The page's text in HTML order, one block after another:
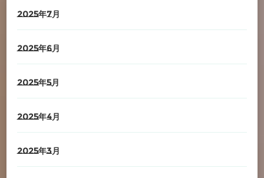
2025年7月
2025年6月
2025年5月
2025年4月
2025年3月